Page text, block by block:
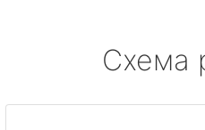
Схема